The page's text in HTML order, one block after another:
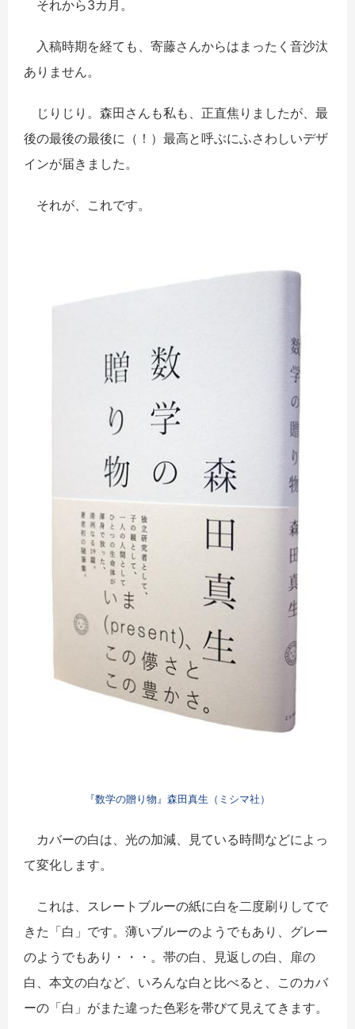
それから3カ月。
入稿時期を経ても、寄藤さんからはまったく音沙汰
ありません。
じりじり。森田さんも私も、正直焦りましたが、最
後の最後の最後に（！）最高と呼ぶにふさわしいデザ
インが届きました。
それが、これです。
『数学の贈り物』森田真生（ミシマ社）
カバーの白は、光の加減、見ている時間などによっ
て変化します。
これは、スレートブルーの紙に白を二度刷りしてで
きた「白」です。薄いブルーのようでもあり、グレー
のようでもあり・・・。帯の白、見返しの白、扉の
白、本文の白など、いろんな白と比べると、このカバ
ーの「白」がまた違った色彩を帯びて見えてきます。